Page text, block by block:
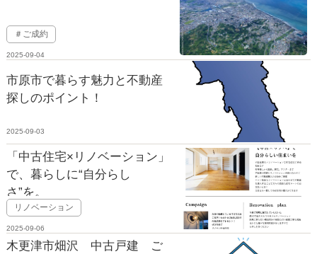
＃ご成約
2025-09-04
市原市で暮らす魅力と不動産
探しのポイント！
2025-09-03
「中古住宅×リノベーション」
で、暮らしに“自分らし
さ”を。
リノベーション
2025-09-06
木更津市畑沢 中古戸建 ご